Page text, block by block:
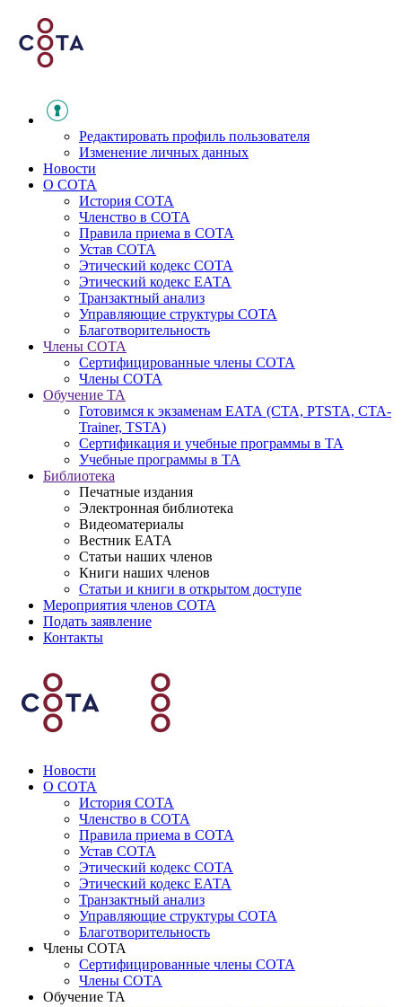
Редактировать профиль пользователя
Изменение личных данных
Новости
О СОТА
История СОТА
Членство в СОТА
Правила приема в СОТА
Устав СОТА
Этический кодекс СОТА
Этический кодекс ЕАТА
Транзактный анализ
Управляющие структуры СОТА
Благотворительность
Члены СОТА
Сертифицированные члены СОТА
Члены СОТА
Обучение ТА
Готовимся к экзаменам ЕАТА (СТА, PTSTA, СТА-
Trainer, TSTA)
Сертификация и учебные программы в ТА
Учебные программы в ТА
Библиотека
Печатные издания
Электронная библиотека
Видеоматериалы
Вестник ЕАТА
Статьи наших членов
Книги наших членов
Статьи и книги в открытом доступе
Мероприятия членов СОТА
Подать заявление
Контакты
Новости
О СОТА
История СОТА
Членство в СОТА
Правила приема в СОТА
Устав СОТА
Этический кодекс СОТА
Этический кодекс ЕАТА
Транзактный анализ
Управляющие структуры СОТА
Благотворительность
Члены СОТА
Сертифицированные члены СОТА
Члены СОТА
Обучение ТА